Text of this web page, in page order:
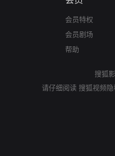
会员特权
会员剧场
帮助
搜狐
请仔细阅读 搜狐视频隐